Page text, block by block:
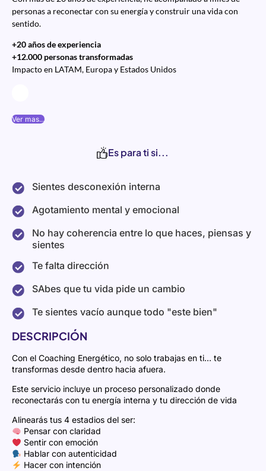
personas a reconectar con su energía y construir una vida con
sentido.
+20 años de experiencia
+12.000 personas transformadas
Impacto en LATAM, Europa y Estados Unidos
Ver mas...
Es para ti si...
Sientes desconexión interna
Agotamiento mental y emocional
No hay coherencia entre lo que haces, piensas y
sientes
Te falta dirección
SAbes que tu vida pide un cambio
Te sientes vacío aunque todo "este bien"
DESCRIPCIÓN
Con el Coaching Energético, no solo trabajas en ti… te
transformas desde dentro hacia afuera.
Este servicio incluye un proceso personalizado donde
reconectarás con tu energía interna y tu dirección de vida
Alinearás tus 4 estadios del ser:
Pensar con claridad
Sentir con emoción
Hablar con autenticidad
Hacer con intención